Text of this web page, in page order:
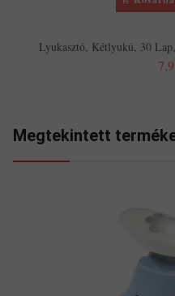
Lyukasztó, Kétlyukú, 30
Megtekintett